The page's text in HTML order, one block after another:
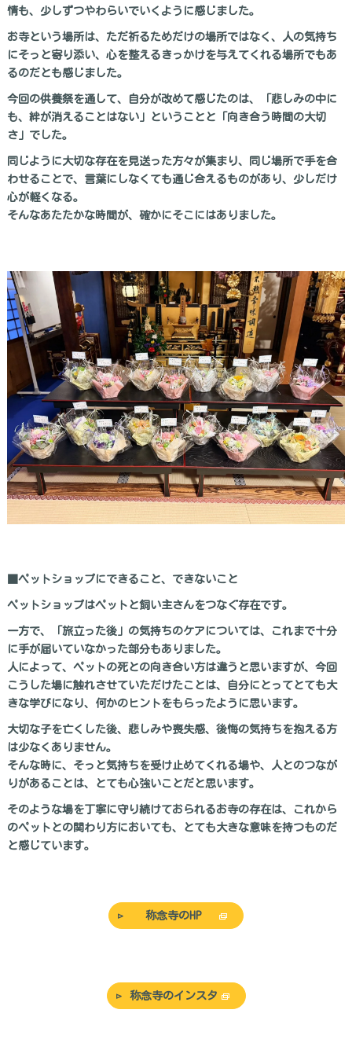
情も、少しずつやわらいでいくように感じました。
お寺という場所は、ただ祈るためだけの場所ではなく、人の気持ち
にそっと寄り添い、心を整えるきっかけを与えてくれる場所でもあ
るのだとも感じました。
今回の供養祭を通して、自分が改めて感じたのは、「悲しみの中に
も、絆が消えることはない」ということと「向き合う時間の大切
さ」でした。
同じように大切な存在を見送った方々が集まり、同じ場所で手を合
わせることで、言葉にしなくても通じ合えるものがあり、少しだけ
心が軽くなる。
そんなあたたかな時間が、確かにそこにはありました。
■ペットショップにできること、できないこと
ペットショップはペットと飼い主さんをつなぐ存在です。
一方で、「旅立った後」の気持ちのケアについては、これまで十分
に手が届いていなかった部分もありました。
人によって、ペットの死との向き合い方は違うと思いますが、今回
こうした場に触れさせていただけたことは、自分にとってとても大
きな学びになり、何かのヒントをもらったように思います。
大切な子を亡くした後、悲しみや喪失感、後悔の気持ちを抱える方
は少なくありません。
そんな時に、そっと気持ちを受け止めてくれる場や、人とのつなが
りがあることは、とても心強いことだと思います。
そのような場を丁寧に守り続けておられるお寺の存在は、これから
のペットとの関わり方においても、とても大きな意味を持つものだ
と感じています。
称念寺のHP
称念寺のインスタ